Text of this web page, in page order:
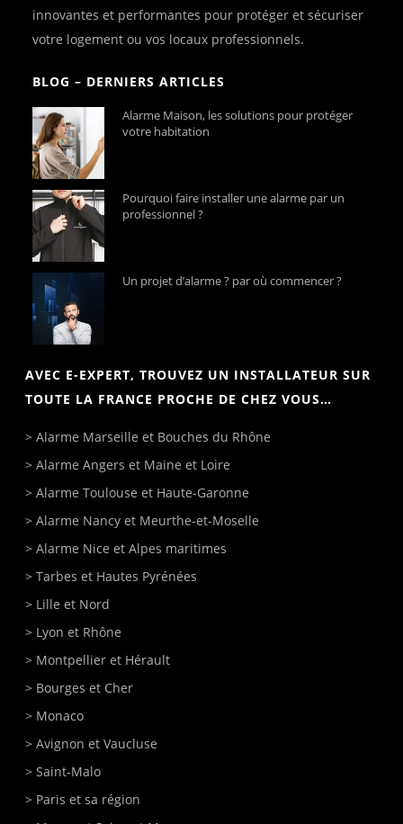
innovantes et performantes pour protéger et sécuriser
votre logement ou vos locaux professionnels.
BLOG – DERNIERS ARTICLES
Alarme Maison, les solutions pour protéger
votre habitation
Pourquoi faire installer une alarme par un
professionnel ?
Un projet d’alarme ? par où commencer ?
AVEC E-EXPERT, TROUVEZ UN INSTALLATEUR SUR
TOUTE LA FRANCE PROCHE DE CHEZ VOUS…
>Alarme Marseille et Bouches du Rhône
>Alarme Angers et Maine et Loire
>Alarme Toulouse et Haute-Garonne
>Alarme Nancy et Meurthe-et-Moselle
>Alarme Nice et Alpes maritimes
>Tarbes et Hautes Pyrénées
> Lille et Nord
> Lyon et Rhône
> Montpellier et Hérault
> Bourges et Cher
> Monaco
>Avignon et Vaucluse
>Saint-Malo
> Paris et sa région